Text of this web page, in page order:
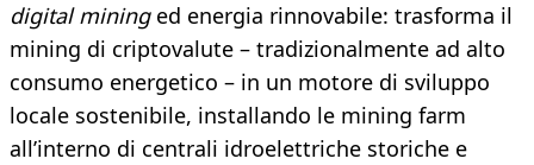
digital mininged energia rinnovabile: trasforma il
mining di criptovalute – tradizionalmente ad alto
consumo energetico – in un motore di sviluppo
locale sostenibile, installando le mining farm
all’interno di centrali idroelettriche storiche e